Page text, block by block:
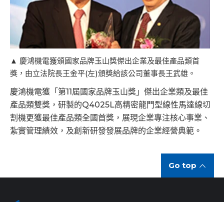
▲ 慶鴻機電獲頒國家品牌玉山獎傑出企業及最佳產品類首
獎，由立法院長王金平(左)頒獎給該公司董事長王武雄。
慶鴻機電獲「第11屆國家品牌玉山獎」傑出企業類及最佳
產品類雙獎，研製的Q4025L高精密龍門型線性馬達線切
割機更獲最佳產品類全國首獎，展現企業專注核心事業、
紮實管理績效，及創新研發發展品牌的企業經營典範。
Go top